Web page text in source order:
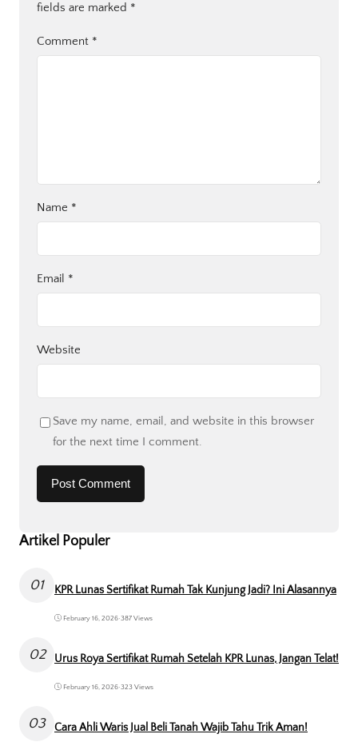
fields are marked *
Comment *
Name *
Email *
Website
Save my name, email, and website in this browser
for the next time I comment.
Artikel Populer
01 KPR Lunas Sertifikat Rumah Tak Kunjung Jadi? Ini Alasannya
February 16, 2026• 387 Views
02 Urus Roya Sertifikat Rumah Setelah KPR Lunas, Jangan Telat!
February 16, 2026• 323 Views
03 Cara Ahli Waris Jual Beli Tanah Wajib Tahu Trik Aman!